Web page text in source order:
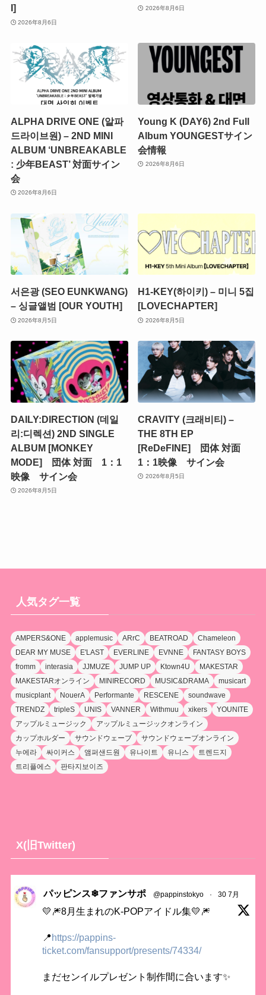
I]
2026年8月6日
2026年8月6日
ALPHA DRIVE ONE (알파
드라이브원) – 2ND MINI
ALBUM ‘UNBREAKABLE
: 少年BEAST’ 対面サイン
会
2026年8月6日
Young K (DAY6) 2nd Full
Album YOUNGESTサイン
会情報
2026年8月6日
서은광 (SEO EUNKWANG)
– 싱글앨범 [OUR YOUTH]
2026年8月5日
H1-KEY(하이키) – 미니 5집
[LOVECHAPTER]
2026年8月5日
DAILY:DIRECTION (데일
리:디렉션) 2ND SINGLE
ALBUM [MONKEY
MODE] 団体 対面 1：1
映像 サイン会
2026年8月5日
CRAVITY (크래비티) –
THE 8TH EP
[ReDeFINE] 団体 対面
1：1映像 サイン会
2026年8月5日
人気タグ一覧
AMPERS&ONE applemusic ARrC BEATROAD
Chameleon
DEAR MY MUSE
E'LAST EVERLINE EVNNE
FANTASY BOYS
fromm
interasia JJMUZE JUMP UP Ktown4U
MAKESTAR
MAKESTARオンライン
MINIRECORD MUSIC&DRAMA
musicart
musicplant
NouerA Performante RESCENE
soundwave
TRENDZ
tripleS UNIS VANNER Withmuu xikers
YOUNITE
アップルミュージック
アップルミュージックオンライン
カップホルダー
サウンドウェーブ
サウンドウェーブオンライン
누에라
싸이커스 앰퍼샌드원 유나이트 유니스
트렌드지
트리플에스
판타지보이즈
X(旧Twitter)
パッピンス❄ファンサポ @pappinstokyo · 30 7月
💛🎆8月生まれのK-POPアイドル集💛🎆
📍https://pappins-
ticket.com/fansupport/presents/74334/
まだセンイルプレゼント制作間に合います✨